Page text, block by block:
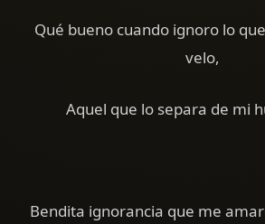
Qué bueno cuando ignoro lo
velo,
Aquel que lo separa de mi
Bendita ignorancia que me